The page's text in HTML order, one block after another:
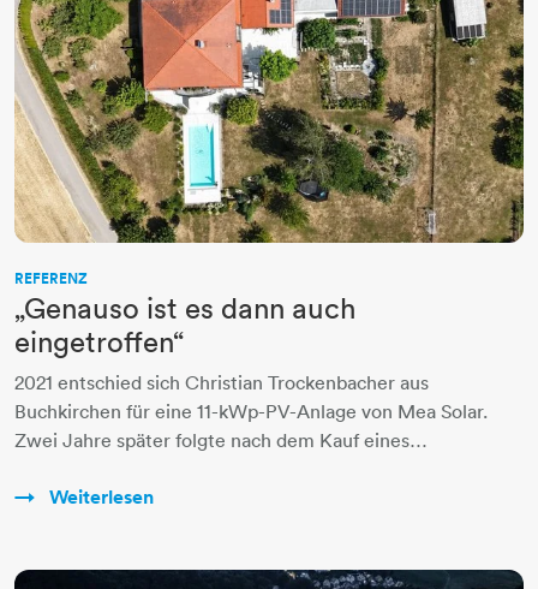
REFERENZ
„Genauso ist es dann auch
eingetroffen“
2021 entschied sich Christian Trockenbacher aus
Buchkirchen für eine 11-kWp-PV-Anlage von Mea Solar.
Zwei Jahre später folgte nach dem Kauf eines…
Weiterlesen